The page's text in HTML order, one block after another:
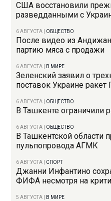
США восстановили
разведданными с
6 АВГУСТА ОБЩЕСТВО
После видео из
партию мяса с продажи
6 АВГУСТА В МИРЕ
Зеленский заявил о
поставок Украине
6 АВГУСТА ОБЩЕСТВО
В Ташкенте ограничили
6 АВГУСТА ОБЩЕСТВО
В Ташкентской области
пульпопровода АГМК
6 АВГУСТА СПОРТ
Джанни Инфантино
ФИФА несмотря на
5 АВГУСТА В МИРЕ